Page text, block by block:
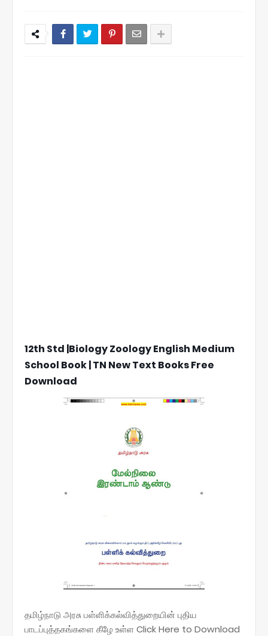
12th Std |Biology Zoology English Medium
School Book | TN New Text Books Free
Download
தமிழ்நாடு அரசு பள்ளிக்கல்வித்துறையின் புதிய
பாடப்புத்தகங்களை கீழே உள்ள Click Here to Download